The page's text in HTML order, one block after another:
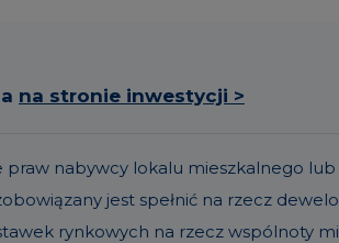
na stronie inwestycji >
praw nabywcy lokalu mieszkalnego
jest spełnić na rzecz
rynkowych na rzecz wspólnoty